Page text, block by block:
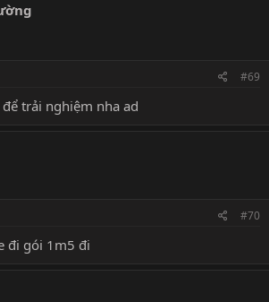
#69
trải nghiệm nha ad
#70
đi gói 1m5 đi